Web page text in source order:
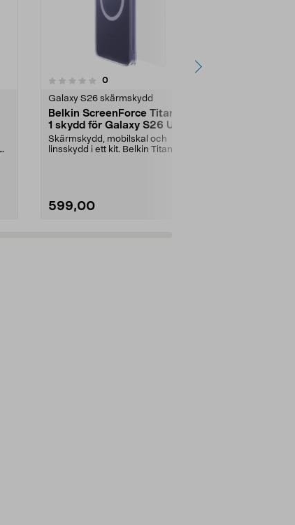
0recensioner
Galaxy S26 skärmskydd
Belkin ScreenForce Titan 3-i-
1 skydd för Galaxy S26 Ultra
Skärmskydd, mobilskal och
linsskydd i ett kit. Belkin Titan 3-i-1
599,00
0.0 av 5 stjärnor